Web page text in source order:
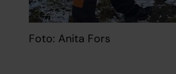
Foto: Anita Fors